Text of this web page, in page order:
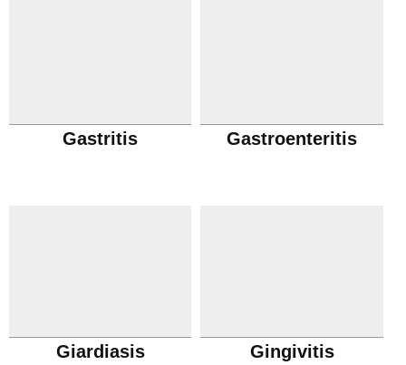
Gastritis Gastroenteritis
Giardiasis Gingivitis